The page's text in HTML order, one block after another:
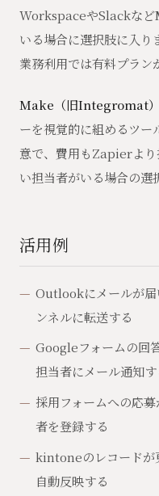
WorkspaceやSlackなど
いる場合に選択肢に入り
業務利用では有料プラン
Make（旧Integromat）
ーを視覚的に組めるツー
意で、費用もZapierよ
い担当者がいる場合の選
活用例
Outlookにメールが届
ンネルに転送する
Googleフォームの回
担当者にメール通知す
採用フォームへの応
者を登録する
kintoneのレコードが
自動反映する